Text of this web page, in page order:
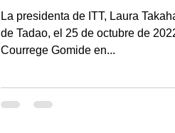
La presidenta de ITT, Laura
de Tadao, el 25 de octubre de
Courrege Gomide en...